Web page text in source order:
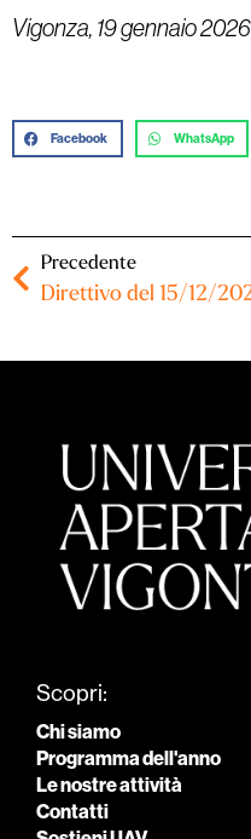
Vigonza, 19 gennaio
Facebook WhatsApp
Precedente
Scopri:
Chi siamo
Programma dell'anno
Le nostre attività
Contatti